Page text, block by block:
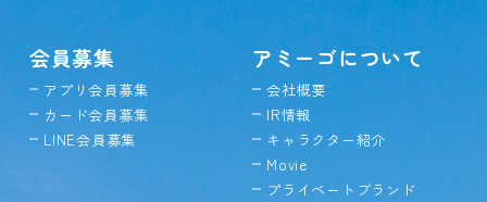
会員募集
アプリ会員募集
カード会員募集
LINE会員募集
アミーゴについて
会社概要
IR情報
キャラクター紹介
Movie
プライベートブランド